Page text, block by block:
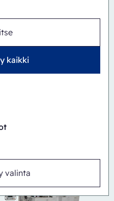
kaikki
valinta